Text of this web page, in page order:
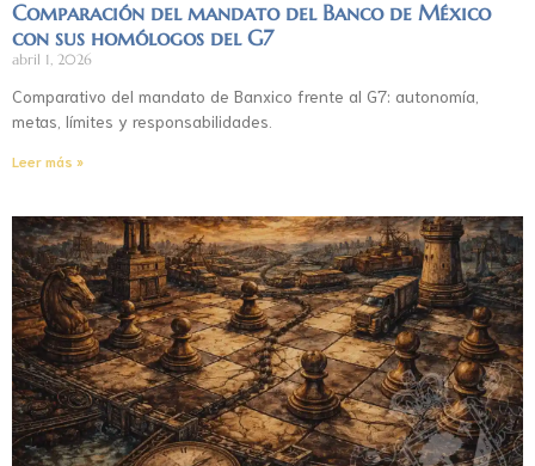
Comparación del mandato del Banco de México
con sus homólogos del G7
abril 1, 2026
Comparativo del mandato de Banxico frente al G7: autonomía,
metas, límites y responsabilidades.
Leer más »